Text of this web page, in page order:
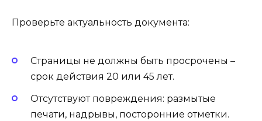
Проверьте актуальность документа:
Страницы не должны быть просрочены –
срок действия 20 или 45 лет.
Отсутствуют повреждения: размытые
печати, надрывы, посторонние отметки.